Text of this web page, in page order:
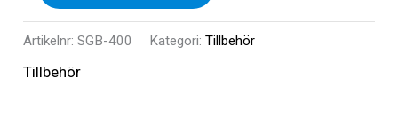
400-
Bypass
Artikelnr:SGB-400 Kategori:Tillbehör
Tillbehör